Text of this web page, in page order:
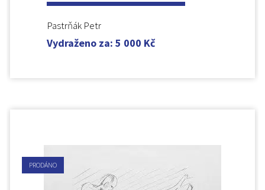
Pastrňák Petr
Vydraženo za:5 000 Kč
PRODÁNO